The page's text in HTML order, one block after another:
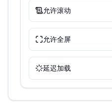
允许滚动
允许全屏
延迟加载